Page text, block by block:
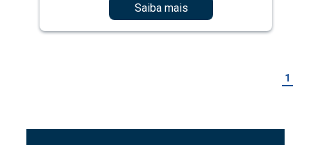
Saiba mais
1